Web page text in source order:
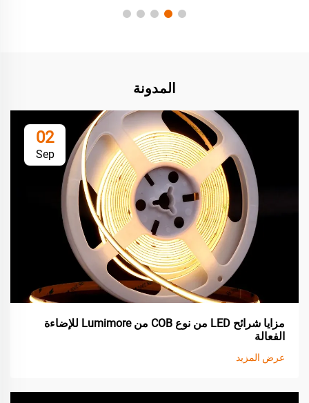
المدونة
02
Sep
مزايا شرائح LED من نوع COB من Lumimore للإضاءة
الفعالة
عرض المزيد